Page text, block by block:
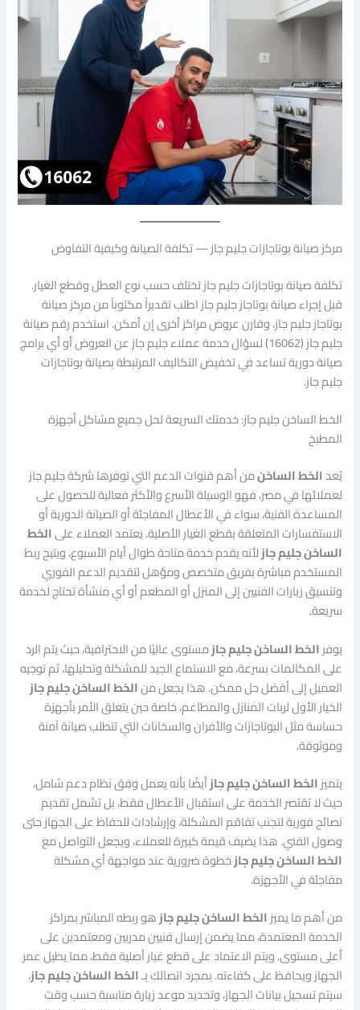
مركز صيانة بوتاجازات جليم جاز — تكلفة الصيانة وكيفية التفاوض
تكلفة صيانة بوتاجازات جليم جاز تختلف حسب نوع العطل وقطع الغيار.
قبل إجراء صيانة بوتاجاز جليم جاز اطلب تقديراً مكتوباً من مركز صيانة
بوتاجاز جليم جاز، وقارن عروض مراكز أخرى إن أمكن. استخدم رقم صيانة
جليم جاز (16062) لسؤال خدمة عملاء جليم جاز عن العروض أو أي برامج
صيانة دورية تساعد في تخفيض التكاليف المرتبطة بصيانة بوتاجازات
جليم جاز.
الخط الساخن جليم جاز: خدمتك السريعة لحل جميع مشاكل أجهزة
المطبخ
يُعدالخط الساخنمن أهم قنوات الدعم التي توفرها شركة جليم جاز
لعملائها في مصر، فهو الوسيلة الأسرع والأكثر فعالية للحصول على
المساعدة الفنية، سواء في الأعطال المفاجئة أو الصيانة الدورية أو
الاستفسارات المتعلقة بقطع الغيار الأصلية. يعتمد العملاء علىالخط
الساخن جليم جازلأنه يقدم خدمة متاحة طوال أيام الأسبوع، ويتيح ربط
المستخدم مباشرة بفريق متخصص ومؤهل لتقديم الدعم الفوري
وتنسيق زيارات الفنيين إلى المنزل أو المطعم أو أي منشأة تحتاج لخدمة
سريعة.
يوفرالخط الساخن جليم جازمستوى عاليًا من الاحترافية، حيث يتم الرد
على المكالمات بسرعة، مع الاستماع الجيد للمشكلة وتحليلها، ثم توجيه
العميل إلى أفضل حل ممكن. هذا يجعل منالخط الساخن جليم جاز
الخيار الأول لربات المنازل والمطاعم، خاصة حين يتعلق الأمر بأجهزة
حساسة مثل البوتاجازات والأفران والسخانات التي تتطلب صيانة آمنة
وموثوقة.
يتميزالخط الساخن جليم جازأيضًا بأنه يعمل وفق نظام دعم شامل،
حيث لا تقتصر الخدمة على استقبال الأعطال فقط، بل تشمل تقديم
نصائح فورية لتجنب تفاقم المشكلة، وإرشادات للحفاظ على الجهاز حتى
وصول الفني. هذا يضيف قيمة كبيرة للعملاء، ويجعل التواصل مع
الخط الساخن جليم جازخطوة ضرورية عند مواجهة أي مشكلة
مفاجئة في الأجهزة.
من أهم ما يميزالخط الساخن جليم جازهو ربطه المباشر بمراكز
الخدمة المعتمدة، مما يضمن إرسال فنيين مدربين ومعتمدين على
أعلى مستوى. ويتم الاعتماد على قطع غيار أصلية فقط، مما يطيل عمر
الجهاز ويحافظ على كفاءته. بمجرد اتصالك بـالخط الساخن جليم جاز،
سيتم تسجيل بيانات الجهاز، وتحديد موعد زيارة مناسبة حسب وقت